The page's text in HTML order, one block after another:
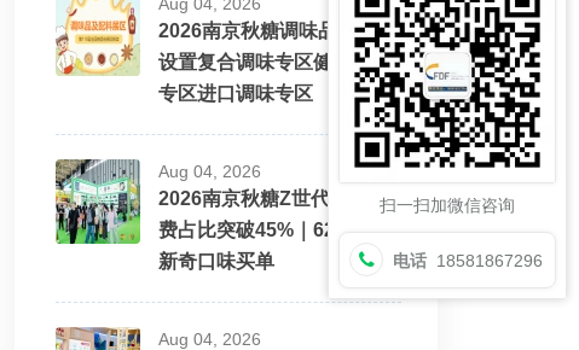
2026南京秋糖调味品展区将
设置复合调味专区健康配料
专区进口调味专区
Aug 04, 2026
2026南京秋糖Z世代酒水消
费占比突破45%｜62%愿为
新奇口味买单
Aug 04, 2026
扫一扫加微信咨询
电话 18581867296